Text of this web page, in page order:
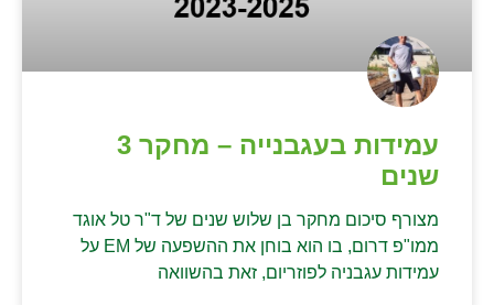
עמידות בעגבנייה – מחקר 3
שנים
מצורף סיכום מחקר בן שלוש שנים של ד"ר טל אוגד
ממו"פ דרום, בו הוא בוחן את ההשפעה של EM על
עמידות עגבניה לפוזריום, זאת בהשוואה